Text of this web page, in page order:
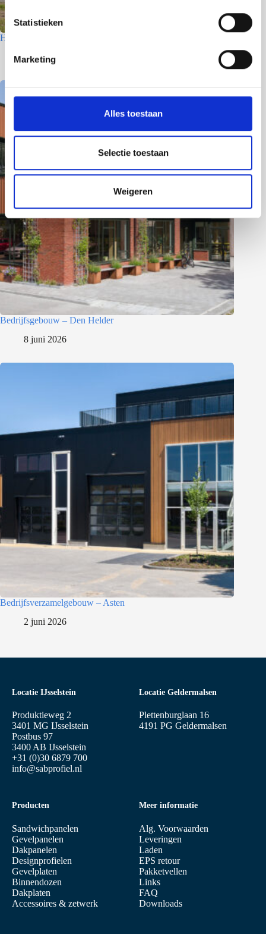
e
m
m
g
s
l
c
t
Statistieken
Marketing
Alles toestaan
Selectie toestaan
Weigeren
Houtfabriek – Utrecht
7 juli 2026
Bedrijfsgebouw – Den Helder
8 juni 2026
Bedrijfsverzamelgebouw – Asten
2 juni 2026
Locatie IJsselstein
Produktieweg 2
3401 MG IJsselstein
Postbus 97
3400 AB IJsselstein
+31 (0)30 6879 700
info@sabprofiel.nl
Producten
Sandwichpanelen
Gevelpanelen
Dakpanelen
Designprofielen
Gevelplaten
Binnendozen
Dakplaten
Accessoires & zetwerk
Meer informatie
Alg. Voorwaarden
Leveringen
Laden
EPS retour
Pakketvellen
Links
FAQ
Downloads
Locatie Geldermalsen
Plettenburglaan 16
4191 PG Geldermalsen